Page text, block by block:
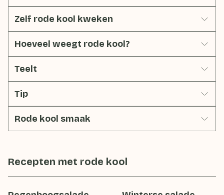
Zelf rode kool kweken
Hoeveel weegt rode kool?
Teelt
Tip
Rode kool smaak
Recepten met rode kool